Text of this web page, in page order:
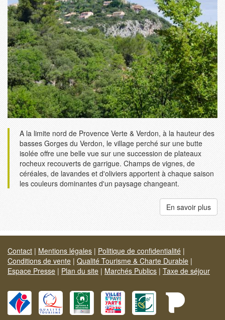
A la limite nord de Provence Verte & Verdon, à la hauteur des
basses Gorges du Verdon, le village perché sur une butte
isolée offre une belle vue sur une succession de plateaux
rocheux recouverts de garrigue. Champs de vignes, de
céréales, de lavandes et d'oliviers apportent à chaque saison
les couleurs dominantes d'un paysage changeant.
En savoir plus
Contact | Mentions légales | Politique de confidentialité |
Conditions de vente | Qualité Tourisme & Charte Durable |
Espace Presse | Plan du site | Marchés Publics | Taxe de séjour